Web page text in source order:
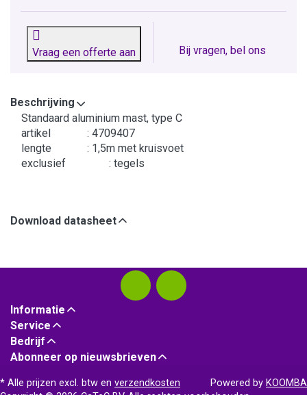
Vraag een offerte aan Bij vragen, bel ons
Beschrijving
Standaard aluminium mast, type C
artikel
: 4709407
lengte
: 1,5m met kruisvoet
exclusief
: tegels
Download datasheet
Informatie
Service
Bedrijf
Abonneer op nieuwsbrieven
* Alle prijzen excl. btw en verzendkosten Powered by KOOMBA